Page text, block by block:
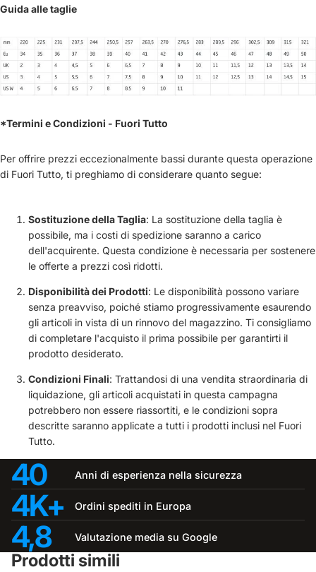
Guida alle taglie
*Termini e Condizioni - Fuori Tutto
Per offrire prezzi eccezionalmente bassi durante questa operazione
di Fuori Tutto, ti preghiamo di considerare quanto segue:
Sostituzione della Taglia: La sostituzione della taglia è
possibile, ma i costi di spedizione saranno a carico
dell'acquirente. Questa condizione è necessaria per sostenere
le offerte a prezzi così ridotti.
Disponibilità dei Prodotti: Le disponibilità possono variare
senza preavviso, poiché stiamo progressivamente esaurendo
gli articoli in vista di un rinnovo del magazzino. Ti consigliamo
di completare l'acquisto il prima possibile per garantirti il
prodotto desiderato.
Condizioni Finali: Trattandosi di una vendita straordinaria di
liquidazione, gli articoli acquistati in questa campagna
potrebbero non essere riassortiti, e le condizioni sopra
descritte saranno applicate a tutti i prodotti inclusi nel Fuori
Tutto.
40 Anni di esperienza nella sicurezza
4K+ Ordini spediti in Europa
4,8 Valutazione media su Google
Prodotti simili